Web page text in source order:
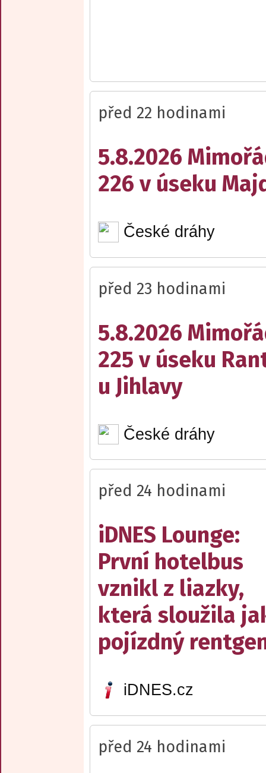
před 22 hodinami
5.8.2026
226 v úseku
České dráhy
před 23 hodinami
5.8.2026
225 v úseku
u Jihlavy
České dráhy
před 24 hodinami
iDNES Lounge:
První hotelbus
vznikl z liazky,
která sloužila
pojízdný
iDNES.cz
před 24 hodinami